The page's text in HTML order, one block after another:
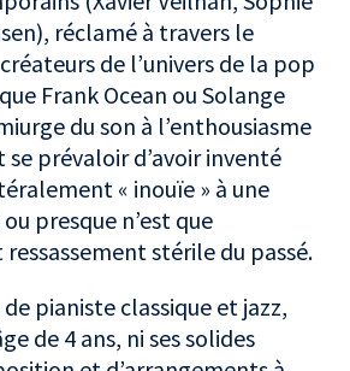
réclamé à travers le
de l’univers de la pop
Frank Ocean ou Solange
du son à l’enthousiasme
prévaloir d’avoir inventé
« inouïe » à une
presque n’est que
stérile du passé.
pianiste classique et jazz,
de 4 ans, ni ses solides